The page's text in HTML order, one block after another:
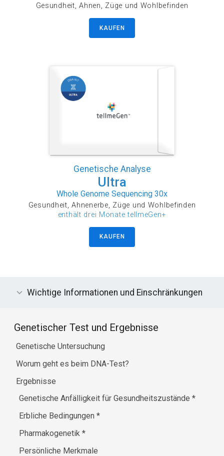
Gesundheit, Ahnen, Züge und Wohlbefinden
KAUFEN
Genetische Analyse
Ultra
Whole Genome Sequencing 30x
Gesundheit, Ahnenerbe, Züge und Wohlbefinden
enthält drei Monate tellmeGen+
KAUFEN
Wichtige Informationen und Einschränkungen
Genetischer Test und Ergebnisse
Genetische Untersuchung
Worum geht es beim DNA-Test?
Ergebnisse
Genetische Anfälligkeit für Gesundheitszustände*
Erbliche Bedingungen*
Pharmakogenetik*
Persönliche Merkmale